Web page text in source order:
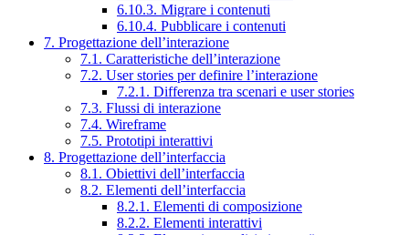
6.10.3. Migrare i contenuti
6.10.4. Pubblicare i contenuti
7. Progettazione dell’interazione
7.1. Caratteristiche dell’interazione
7.2. User stories per definire l’interazione
7.2.1. Differenza tra scenari e user stories
7.3. Flussi di interazione
7.4. Wireframe
7.5. Prototipi interattivi
8. Progettazione dell’interfaccia
8.1. Obiettivi dell’interfaccia
8.2. Elementi dell’interfaccia
8.2.1. Elementi di composizione
8.2.2. Elementi interattivi